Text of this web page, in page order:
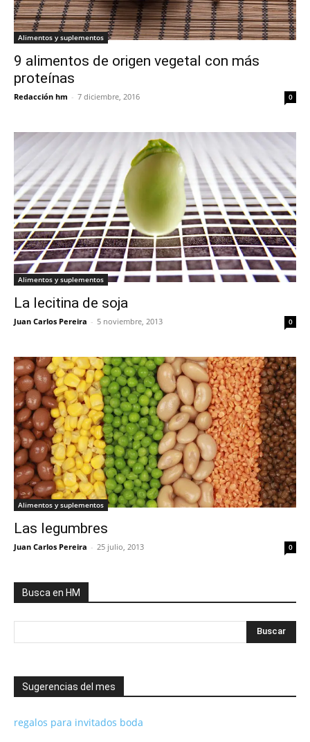
Alimentos y suplementos
9 alimentos de origen vegetal con más
proteínas
Redacción hm - 7 diciembre, 2016 0
Alimentos y suplementos
La lecitina de soja
Juan Carlos Pereira - 5 noviembre, 2013 0
Alimentos y suplementos
Las legumbres
Juan Carlos Pereira - 25 julio, 2013 0
Busca en HM
Sugerencias del mes
regalos para invitados boda